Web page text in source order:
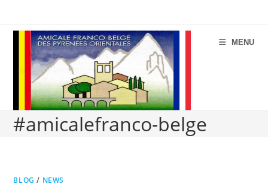
contenu
MENU
#amicalefranco-belge
BLOG / NEWS